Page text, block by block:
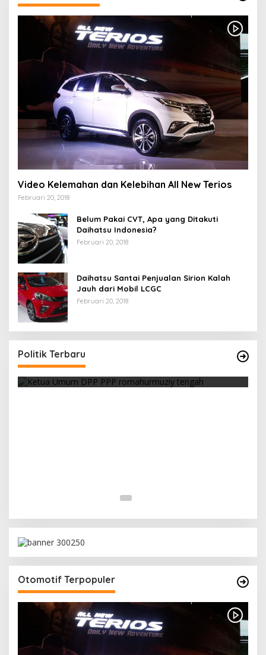
Video Kelemahan dan Kelebihan All New Terios
Februari 20, 2018
Belum Pakai CVT, Apa yang Ditakuti
Daihatsu Indonesia?
Februari 20, 2018
Daihatsu Santai Penjualan Sirion Kalah
Jauh dari Mobil LCGC
Februari 20, 2018
Politik Terbaru
Yasin
Otomotif Terpopuler